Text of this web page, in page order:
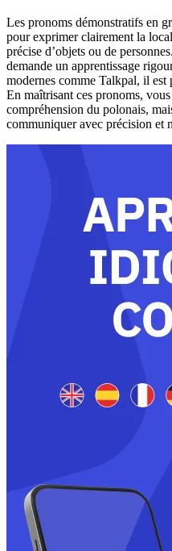
Les pronoms démonstratifs en
pour exprimer clairement la
précise d’objets ou de
demande un apprentissage
modernes comme Talkpal, il est
En maîtrisant ces pronoms,
compréhension du polonais,
communiquer avec précision et